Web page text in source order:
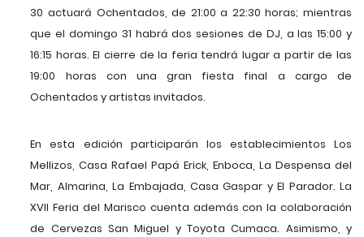
30 actuará Ochentados, de 21:00 a 22:30 horas; mientras
que el domingo 31 habrá dos sesiones de DJ, a las 15:00 y
16:15 horas. El cierre de la feria tendrá lugar a partir de las
19:00 horas con una gran fiesta final a cargo de
Ochentados y artistas invitados.
En esta edición participarán los establecimientos Los
Mellizos, Casa Rafael Papá Erick, Enboca, La Despensa del
Mar, Almarina, La Embajada, Casa Gaspar y El Parador. La
XVII Feria del Marisco cuenta además con la colaboración
de Cervezas San Miguel y Toyota Cumaca. Asimismo, y